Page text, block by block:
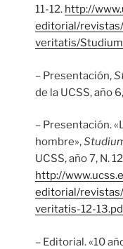
11-12. http://
editorial/
veritatis/
– Presentación,
de la UCSS, año
– Presentación.
hombre»,
UCSS, año 7, N.
http://
editorial/
veritatis-12-
– Editorial. «10